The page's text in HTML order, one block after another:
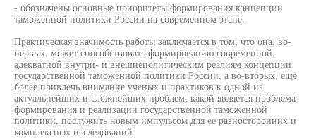
- обозначены основные приоритеты формирования концепции
таможенной политики России на современном этапе.
Практическая значимость работы заключается в том, что она, во-
первых, может способствовать формированию современной,
адекватной внутри- и внешнеполитическим реалиям концепции
государственной таможенной политики России, а во-вторых, еще
более привлечь внимание ученых и практиков к одной из
актуальнейших и сложнейших проблем, какой является проблема
формирования и реализации государственной таможенной
политики, послужить новым импульсом для ее разносторонних и
комплексных исследований.